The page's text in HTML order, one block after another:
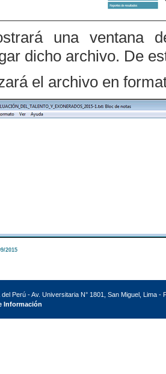
una ventana
dicho archivo. De
el archivo en
2015
Perú - Av. Universitaria N° 1801, San Miguel, Lima -
Información